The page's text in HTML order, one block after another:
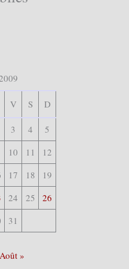
V S D
3 4
5
10 11
12
17 18
19
24 25
26
31
Août »